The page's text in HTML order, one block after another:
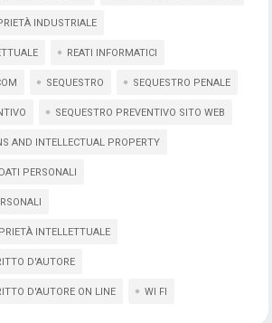
INDUSTRIALE
REATI INFORMATICI
SEQUESTRO SEQUESTRO PENALE
SEQUESTRO PREVENTIVO SITO WEB
AND INTELLECTUAL PROPERTY
PERSONALI
INTELLETTUALE
D'AUTORE
D'AUTORE ON LINE WI FI